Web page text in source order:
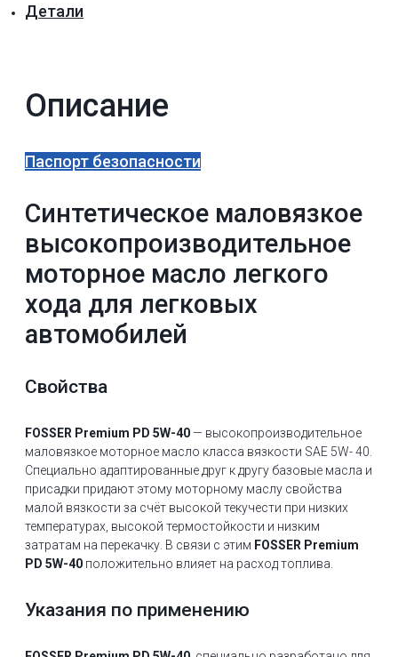
Детали
Описание
Паспорт безопасности
Синтетическое маловязкое
высокопроизводительное
моторное масло легкого
хода для легковых
автомобилей
Свойства
FOSSER Premium PD 5W-40— высокопроизводительное
маловязкое моторное масло класса вязкости SAE 5W- 40.
Специально адаптированные друг к другу базовые масла и
присадки придают этому моторному маслу свойства
малой вязкости за счёт высокой текучести при низких
температурах, высокой термостойкости и низким
затратам на перекачку. В связи с этим FOSSER Premium
PD 5W-40 положительно влияет на расход топлива.
Указания по применению